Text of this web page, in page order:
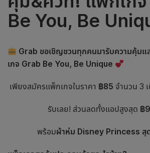
Be You, Be
Grab ขอเชิญชวนทุกคนมารับความคุ้มแ
เกจ Grab Be You, Be Unique
เพียงสมัครแพ็กเกจในราคา ฿85 จำนวน 3
รับเลย! ส่วนลดทั้งแอปสูงสุด ฿
พร้อมผ้าห่ม Disney Princess สุ